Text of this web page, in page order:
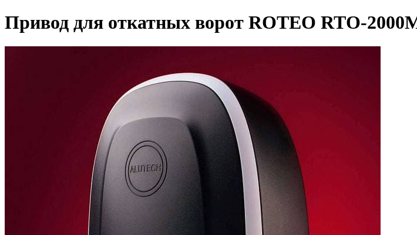
Привод для откатных ворот ROTEO RTО-